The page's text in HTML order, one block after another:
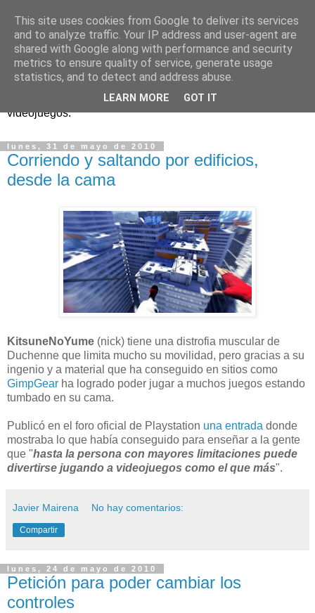
Análisis, noticias y eventos sobre accesibilidad en
videojuegos.
lunes, 31 de mayo de 2010
Corriendo y saltando por edificios,
desde la cama
KitsuneNoYume (nick) tiene una distrofia muscular de
Duchenne que limita mucho su movilidad, pero gracias a su
ingenio y a material que ha conseguido en sitios como
GimpGear ha logrado poder jugar a muchos juegos estando
tumbado en su cama.
Publicó en el foro oficial de Playstation una entrada donde
mostraba lo que había conseguido para enseñar a la gente
que "hasta la persona con mayores limitaciones puede
divertirse jugando a videojuegos como el que más".
Javier Mairena No hay comentarios:
Compartir
lunes, 24 de mayo de 2010
Petición para poder cambiar los
controles
This site uses cookies from Google to deliver its services
and to analyze traffic. Your IP address and user-agent are
shared with Google along with performance and security
metrics to ensure quality of service, generate usage
statistics, and to detect and address abuse.
LEARN MORE GOT IT